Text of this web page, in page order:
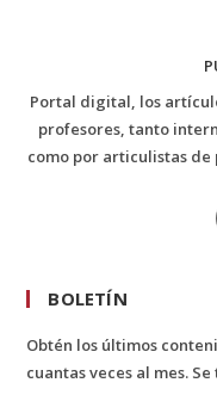
Portal digital, los
profesores, tanto
como por articulistas de
BOLETÍN
Obtén los últimos
cuantas veces al mes.